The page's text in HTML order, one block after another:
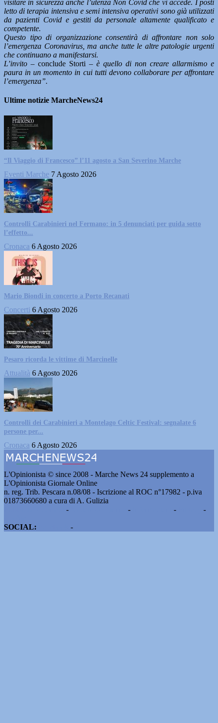
visitare in sicurezza anche l’utenza Non Covid che vi accede. I posti
letto di terapia intensiva e semi intensiva operativi sono già utilizzati
da pazienti Covid e gestiti da personale altamente qualificato e
competente.
Questo tipo di organizzazione consentirà di affrontare non solo
l’emergenza Coronavirus, ma anche tutte le altre patologie urgenti
che continuano a manifestarsi.
L’invito – conclude Storti – è quello di non creare allarmismo e
paura in un momento in cui tutti devono collaborare per affrontare
l’emergenza”.
Ultime notizie MarcheNews24
“Il Viaggio di Francesco” l’11 agosto a San Severino Marche
Eventi Marche 7 Agosto 2026
Controlli Carabinieri nel Fermano: in 5 denunciati per guida sotto
l’effetto...
Cronaca 6 Agosto 2026
Mario Biondi in concerto a Porto Recanati
Concerti 6 Agosto 2026
Pesaro ricorda le vittime di Marcinelle
Attualità 6 Agosto 2026
Controlli dei Carabinieri a Montelago Celtic Festival: segnalate 6
persone per...
Cronaca 6 Agosto 2026
L'Opinionista © since 2008 - Marche News 24 supplemento a
L'Opinionista Giornale Online
n. reg. Trib. Pescara n.08/08 - Iscrizione al ROC n°17982 - p.iva
01873660680 a cura di A. Gulizia
- - -
-
SOCIAL:
-